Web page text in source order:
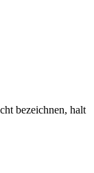
bezeichnen, halt